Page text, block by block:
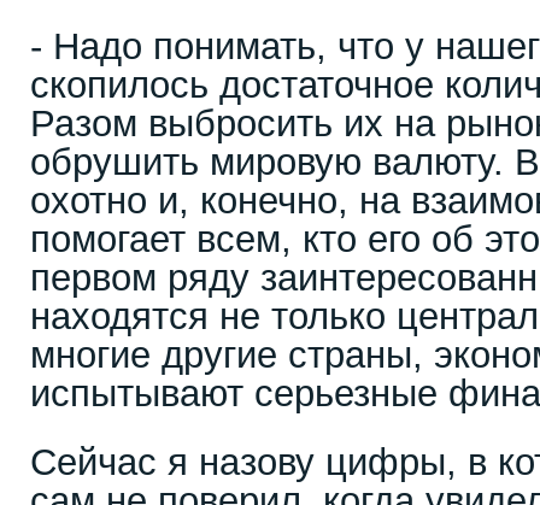
- Надо понимать, что у
скопилось достаточное
Разом выбросить их на
обрушить мировую валюту.
охотно и, конечно, на
помогает всем, кто его об
первом ряду
находятся не только
многие другие страны,
испытывают серьезные
Сейчас я назову цифры, в